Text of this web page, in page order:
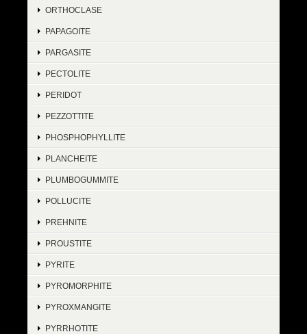
ORTHOCLASE
PAPAGOITE
PARGASITE
PECTOLITE
PERIDOT
PEZZOTTITE
PHOSPHOPHYLLITE
PLANCHEITE
PLUMBOGUMMITE
POLLUCITE
PREHNITE
PROUSTITE
PYRITE
PYROMORPHITE
PYROXMANGITE
PYRRHOTITE